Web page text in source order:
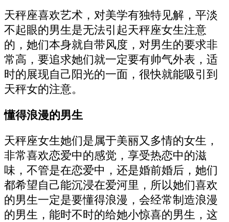
天秤座喜欢艺术，对美学有独特见解，平淡
不起眼的男生是无法引起天秤座女生注意
的，她们本身就自带风度，对男生的要求非
常高，要追求她们就一定要有帅气外表，适
时的展现自己阳光的一面，很快就能吸引到
天秤女的注意。
懂得浪漫的男生
天秤座女生她们是属于美丽又多情的女生，
非常喜欢恋爱中的感觉，享受热恋中的滋
味，不管是在恋爱中，还是婚前婚后，她们
都希望自己能沉浸在爱河里，所以她们喜欢
的男生一定是要懂得浪漫，会经常制造浪漫
的男生，能时不时的给她小惊喜的男生，这